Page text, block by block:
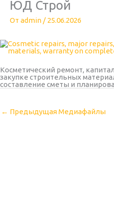
ЮД Строй
От admin / 25.06.2026
Косметический ремонт,
закупке строительных
составление сметы и
← Предыдущая Медиафайлы